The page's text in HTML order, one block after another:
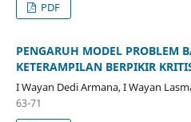
PDF
PENGARUH MODEL PROBLEM
KETERAMPILAN BERPIKIR
I Wayan Dedi Armana, I Wayan
63-71